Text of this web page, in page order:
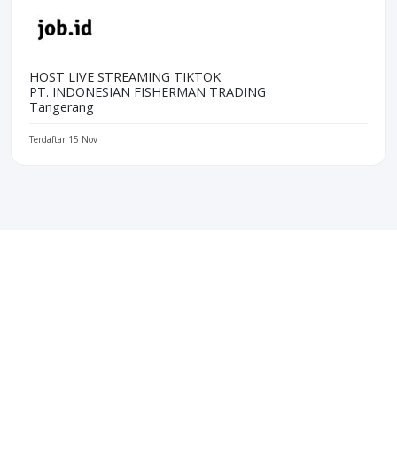
HOST LIVE STREAMING TIKTOK
PT. INDONESIAN FISHERMAN TRADING
Tangerang
Terdaftar 15 Nov